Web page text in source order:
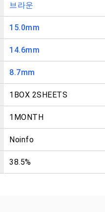
브라운
15.0mm
14.6mm
8.7mm
1BOX 2SHEETS
1MONTH
Noinfo
38.5%